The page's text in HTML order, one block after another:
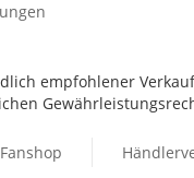
empfohlener
Fanshop